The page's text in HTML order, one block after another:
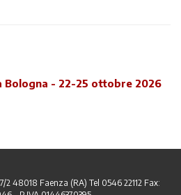
48018 Faenza (RA) Tel 0546 22112 Fax: